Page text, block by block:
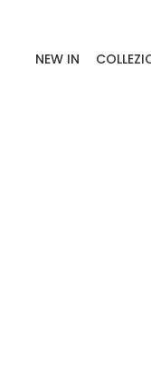
NEW IN